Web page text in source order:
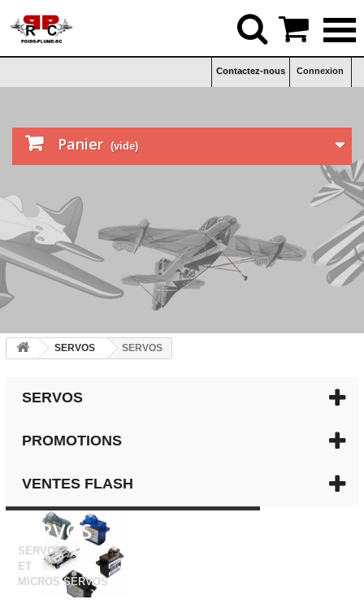
Connexion
Contactez-nous
Panier (vide)
SERVOS SERVOS
SERVOS
PROMOTIONS
VENTES FLASH
SERVOS
SERVOS
ET
MICROS SERVOS
 
